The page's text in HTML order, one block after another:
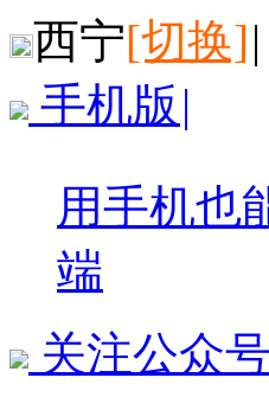
西宁[切换]|
手机版 |
用手机也
端
关注公众号